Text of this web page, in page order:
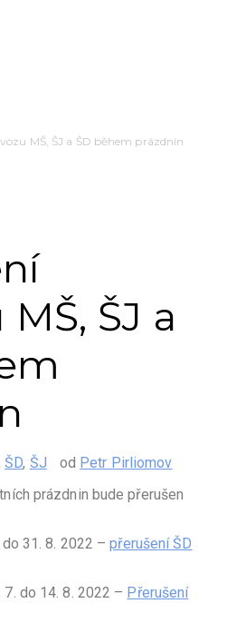
MŠ, ŠJ a ŠD během prázdnin
ŠJ a
ŠD, ŠJ od Petr Pirliomov
prázdnin bude přerušen
do 31. 8. 2022 –přerušení ŠD
do 14. 8. 2022 – Přerušení